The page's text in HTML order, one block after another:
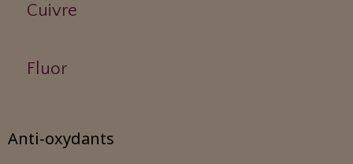
Cuivre
Fluor
Anti-oxydants